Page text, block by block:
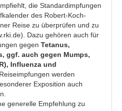
die Standardimpfungen
des Robert-Koch-
Reise zu überprüfen und zu
Dazu gehören auch für
gegen Tetanus,
ggf. auch gegen Mumps,
Influenza und
Reiseimpfungen werden
Exposition auch
generelle Empfehlung zu